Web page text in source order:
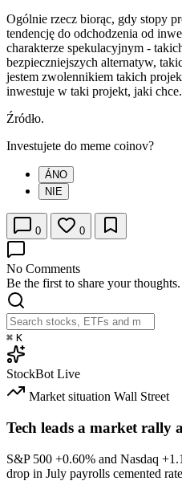
Ogólnie rzecz biorąc, gdy stopy
tendencję do odchodzenia od
charakterze spekulacyjnym -
bezpieczniejszych alternatyw,
jestem zwolennikiem takich
inwestuje w taki projekt, jaki chce.
Źródło.
Investujete do meme coinov?
ÁNO
NIE
0 0
No Comments
Be the first to share your thoughts.
⌘ K
StockBot Live
Market situation Wall Street
Tech leads a market rally
S&P 500 +0.60% and Nasdaq
drop in July payrolls cemented